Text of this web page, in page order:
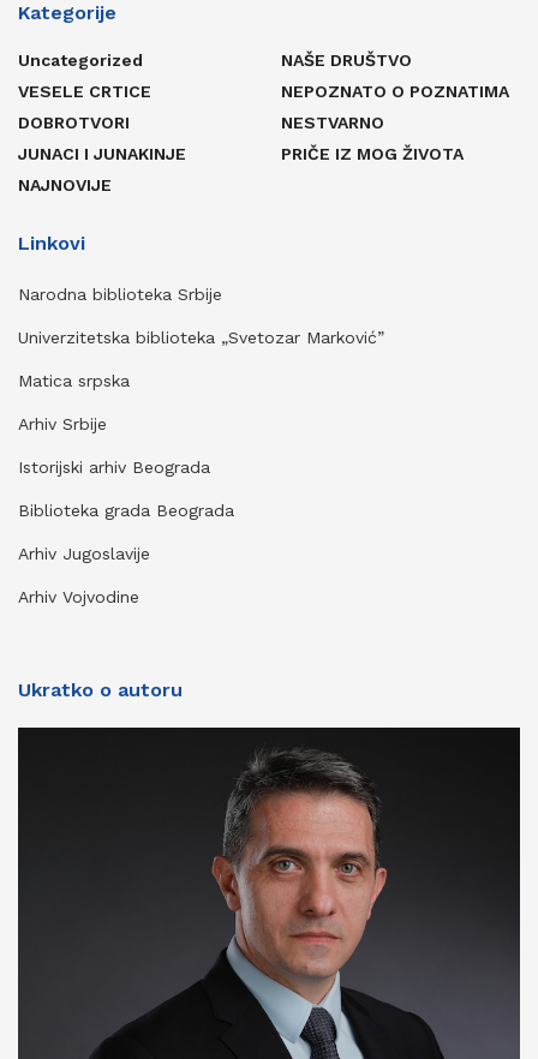
Kategorije
Uncategorized
VESELE CRTICE
DOBROTVORI
JUNACI I JUNAKINJE
NAJNOVIJE
NAŠE DRUŠTVO
NEPOZNATO O POZNATIMA
NESTVARNO
PRIČE IZ MOG ŽIVOTA
Linkovi
Narodna biblioteka Srbije
Univerzitetska biblioteka „Svetozar Marković”
Matica srpska
Arhiv Srbije
Istorijski arhiv Beograda
Biblioteka grada Beograda
Arhiv Jugoslavije
Arhiv Vojvodine
Ukratko o autoru